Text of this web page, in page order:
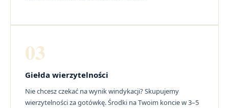
03
Giełda wierzytelności
Nie chcesz czekać na wynik windykacji? Skupujemy
wierzytelności za gotówkę. Środki na Twoim koncie w 3–5